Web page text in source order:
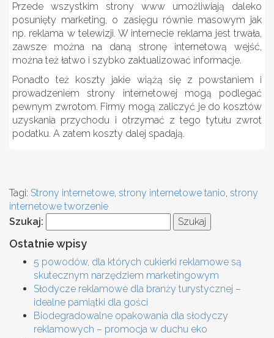
Przede wszystkim strony www umożliwiają daleko
posunięty marketing, o zasięgu równie masowym jak
np. reklama w telewizji. W internecie reklama jest trwała,
zawsze można na daną stronę internetową wejść,
można też łatwo i szybko zaktualizować informacje.
Ponadto też koszty jakie wiążą się z powstaniem i
prowadzeniem strony internetowej mogą podlegać
pewnym zwrotom. Firmy mogą zaliczyć je do kosztów
uzyskania przychodu i otrzymać z tego tytułu zwrot
podatku. A zatem koszty dalej spadają.
Tagi: Strony internetowe, strony internetowe tanio, strony
internetowe tworzenie
Szukaj:
Ostatnie wpisy
5 powodów, dla których cukierki reklamowe są
skutecznym narzędziem marketingowym
Słodycze reklamowe dla branży turystycznej –
idealne pamiątki dla gości
Biodegradowalne opakowania dla słodyczy
reklamowych – promocja w duchu eko